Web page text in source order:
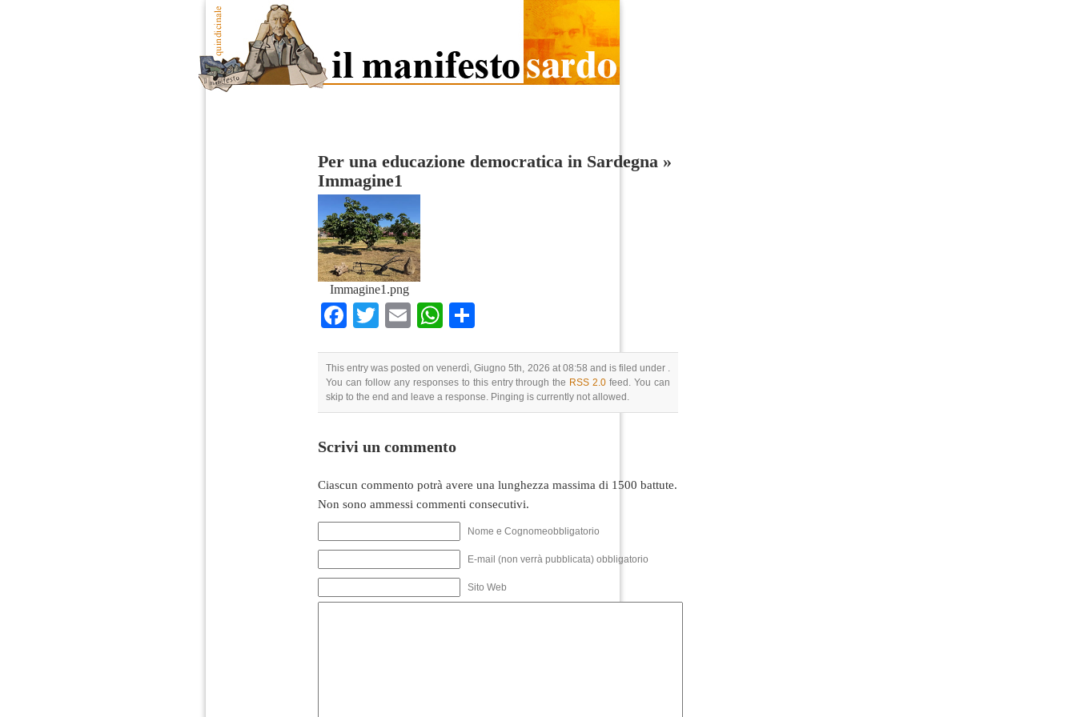
Per una educazione democratica in Sardegna »
Immagine1
Immagine1.png
Facebook
TwitterEmailWhatsApp
This entry was posted on venerdì, Giugno 5th, 2026 at 08:58 and is filed under .
You can follow any responses to this entry through the RSS 2.0 feed. You can
skip to the end and leave a response. Pinging is currently not allowed.
Scrivi un commento
Ciascun commento potrà avere una lunghezza massima di 1500 battute.
Non sono ammessi commenti consecutivi.
Nome e Cognomeobbligatorio
E-mail (non verrà pubblicata) obbligatorio
Sito Web